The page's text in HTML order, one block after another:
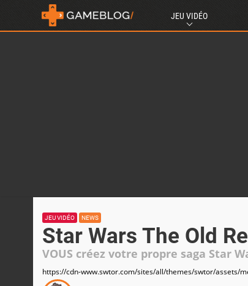
JEU VIDÉO
JEU VIDÉO NEWS
Star Wars The Old
VOUS créez votre propre saga Star
https://cdn-www.swtor.com/sites/all/themes/swtor/assets/